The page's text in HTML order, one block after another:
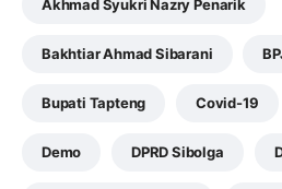
Akhmad Syukri Nazry Penarik
Bakhtiar Ahmad Sibarani
Bupati Tapteng Covid-19
Demo DPRD Sibolga